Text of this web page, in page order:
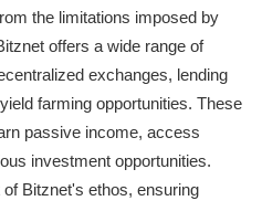
the limitations imposed by
offers a wide range of
exchanges, lending
farming opportunities. These
passive income, access
investment opportunities.
Bitznet's ethos, ensuring